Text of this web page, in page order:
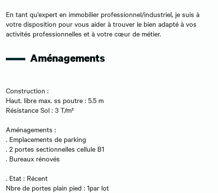
En tant qu'expert en immobilier professionnel/industriel, je suis à
votre disposition pour vous aider à trouver le bien adapté à vos
activités professionnelles et à votre cœur de métier.
Aménagements
Construction :
Haut. libre max. ss poutre : 5.5 m
Résistance Sol : 3 T/m²
Aménagements :
. Emplacements de parking
. 2 portes sectionnelles cellule B1
. Bureaux rénovés
. Etat : Récent
Nbre de portes plain pied : 1par lot